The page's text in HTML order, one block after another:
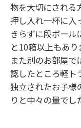
物を大切にされる
押し入れ一杯に入
きらずに段ボール
と10箱以上もあり
また別のお部屋で
認したところ軽ト
独立されたお子様
りと中々の量でし